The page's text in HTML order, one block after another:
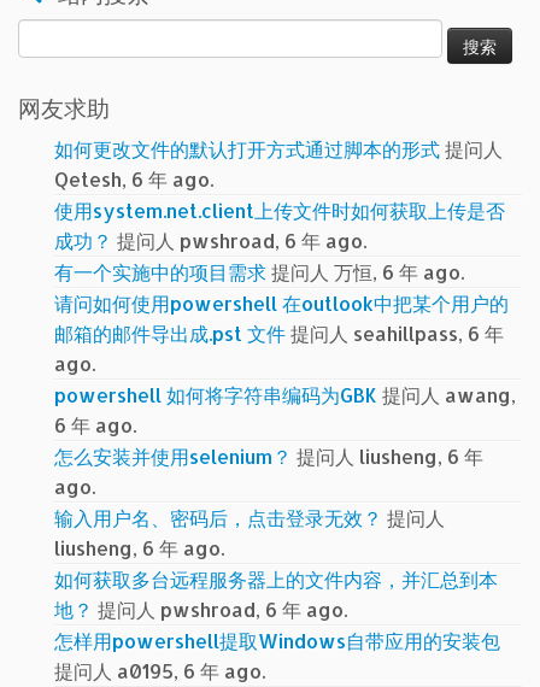
索：
网友求助
如何更改文件的默认打开方式通过脚本的形式提问人
Qetesh, 6 年 ago.
使用system.net.client上传文件时如何获取上传是否
成功？ 提问人 pwshroad, 6 年 ago.
有一个实施中的项目需求提问人 万恒, 6 年 ago.
请问如何使用powershell 在outlook中把某个用户的
邮箱的邮件导出成.pst 文件提问人 seahillpass, 6 年
ago.
powershell 如何将字符串编码为GBK 提问人 awang,
6 年 ago.
怎么安装并使用selenium？ 提问人 liusheng, 6 年
ago.
输入用户名、密码后，点击登录无效？ 提问人
liusheng, 6 年 ago.
如何获取多台远程服务器上的文件内容，并汇总到本
地？ 提问人 pwshroad, 6 年 ago.
怎样用powershell提取Windows自带应用的安装包
提问人 a0195, 6 年 ago.